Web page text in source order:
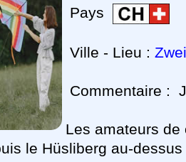
Pays
Ville - Lieu :
Commentaire :
Les amateurs
le Hüsliberg au-